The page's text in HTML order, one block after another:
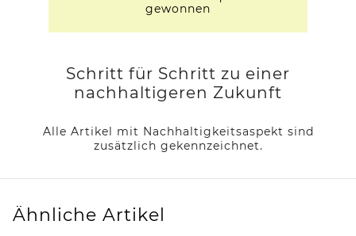
gewonnen
Schritt für Schritt zu einer
nachhaltigeren Zukunft
Alle Artikel mit Nachhaltigkeitsaspekt sind
zusätzlich gekennzeichnet.
Ähnliche Artikel